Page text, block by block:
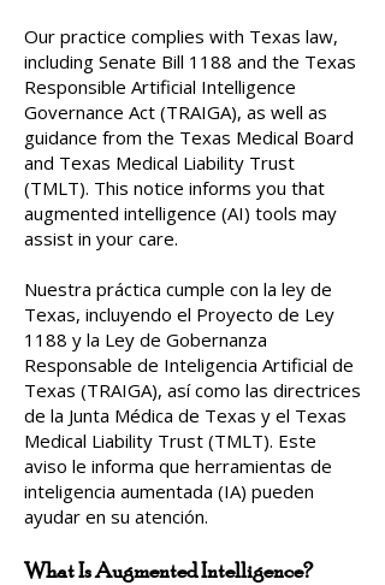
Our practice complies with Texas law,
including Senate Bill 1188 and the Texas
Responsible Artificial Intelligence
Governance Act (TRAIGA), as well as
guidance from the Texas Medical Board
and Texas Medical Liability Trust
(TMLT). This notice informs you that
augmented intelligence (AI) tools may
assist in your care.
Nuestra práctica cumple con la ley de
Texas, incluyendo el Proyecto de Ley
1188 y la Ley de Gobernanza
Responsable de Inteligencia Artificial de
Texas (TRAIGA), así como las directrices
de la Junta Médica de Texas y el Texas
Medical Liability Trust (TMLT). Este
aviso le informa que herramientas de
inteligencia aumentada (IA) pueden
ayudar en su atención.
What Is Augmented Intelligence?